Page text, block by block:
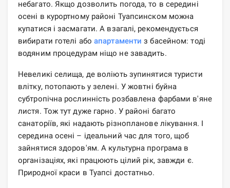
небагато. Якщо дозволить погода, то в середині
осені в курортному районі Туапсинском можна
купатися і засмагати. А взагалі, рекомендується
вибирати готелі або апартаменти з басейном: тоді
водяним процедурам ніщо не завадить.
Невеликі селища, де воліють зупинятися туристи
влітку, потопають у зелені. У жовтні буйна
субтропічна рослинність розбавлена ​​фарбами в'яне
листя. Тож тут дуже гарно. У районі багато
санаторіїв, які надають різнопланове лікування. І
середина осені – ідеальний час для того, щоб
зайнятися здоров'ям. А культурна програма в
організаціях, які працюють цілий рік, завжди є.
Природної краси в Туапсі достатньо.